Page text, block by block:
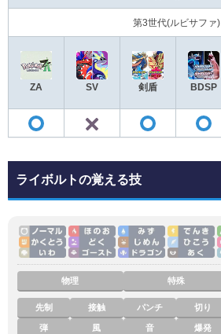
第3世代(ルビサファ)
ZA SV 剣盾 BDSP
ライボルトの覚える技
物理 特殊
先制 接触 パンチ 切り
弾 風 音 爆発